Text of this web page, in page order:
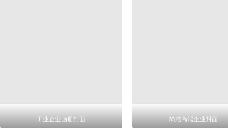
工业企业画册封面 简洁高端企业封面